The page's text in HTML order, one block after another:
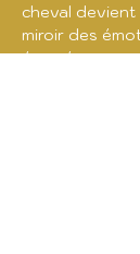
cheval
miroir des
épopée